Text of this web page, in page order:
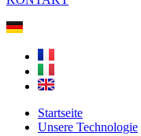
Startseite
Unsere Technologie